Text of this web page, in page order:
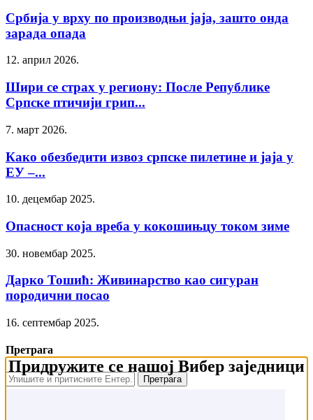
Србија у врху по производњи јаја, зашто онда
зарада опада
12. април 2026.
Шири се страх у региону: После Републике
Српске птичији грип...
7. март 2026.
Како обезбедити извоз српске пилетине и јаја у
ЕУ –...
10. децембар 2025.
Опасност која вреба у кокошињцу током зиме
30. новембар 2025.
Дарко Тошић: Живинарство као сигуран
породични посао
16. септембар 2025.
Претрага
Придружите се нашој Вибер заједници